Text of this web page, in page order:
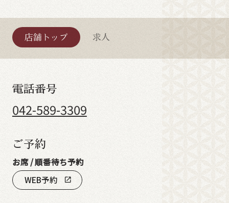
店舗トップ 求人
電話番号
042-589-3309
ご予約
お席 / 順番待ち予約
WEB予約
open_in_new